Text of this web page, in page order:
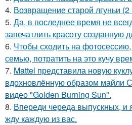
4. Возвращение старой лгуньи (2
5. Да, в последнее время не
запечатлить красоту созданную
6. Чтобы сходить на
семью, потратить на это кучу
7. Mattel представила новую
вдохновлённую образом майли
видео "Golden Burning Sun".
8. Впереди череда выпускных, и
жду каждую из вас.